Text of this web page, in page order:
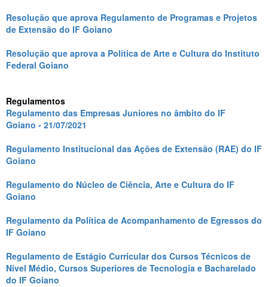
Resolução que aprova Regulamento de Programas e Projetos
de Extensão do IF Goiano
Resolução que aprova a Política de Arte e Cultura do Instituto
Federal Goiano
Regulamentos
Regulamento das Empresas Juniores no âmbito do IF
Goiano - 21/07/2021
Regulamento Institucional das Ações de Extensão (RAE) do IF
Goiano
Regulamento do Núcleo de Ciência, Arte e Cultura do IF
Goiano
Regulamento da Política de Acompanhamento de Egressos do
IF Goiano
Regulamento de Estágio Curricular dos Cursos Técnicos de
Nível Médio, Cursos Superiores de Tecnologia e Bacharelado
do IF Goiano